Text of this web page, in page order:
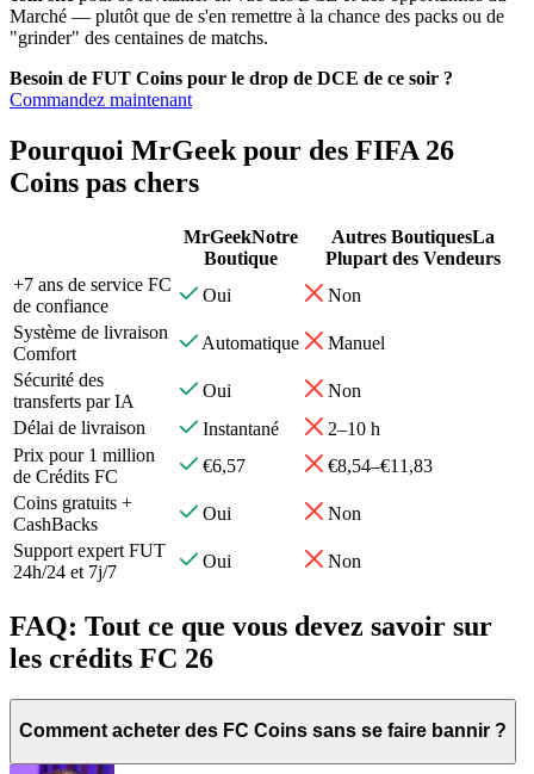
Marché — plutôt que de s'en remettre à la chance des packs ou de
"grinder" des centaines de matchs.
Besoin de FUT Coins pour le drop de DCE de ce soir ?
Commandez maintenant
Pourquoi MrGeek pour des FIFA 26
Coins pas chers
MrGeekNotre
Boutique
Autres BoutiquesLa
Plupart des Vendeurs
+7 ans de service FC
de confiance
Oui
Non
Système de livraison
Comfort
Automatique
Manuel
Sécurité des
transferts par IA
Oui
Non
Délai de livraison
Instantané
2–10 h
Prix pour 1 million
de Crédits FC
€6,57
€8,54–€11,83
Coins gratuits +
CashBacks
Oui
Non
Support expert FUT
24h/24 et 7j/7
Oui Non
FAQ: Tout ce que vous devez savoir sur
les crédits FC 26
Comment acheter des FC Coins sans se faire bannir ?